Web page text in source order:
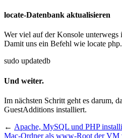
locate-Datenbank aktualisieren
Wer viel auf der Konsole
Damit uns ein Befehl wie locate
sudo updatedb
Und weiter.
Im nächsten Schritt geht es darum,
GuestAdditions installiert.
← Apache, MySQL und PHP
Mac-Ordner als www-Root der VM